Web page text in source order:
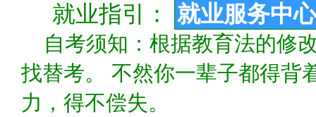
就业指引： 就业服务中心
自考须知：根据教育法的修
找替考。 不然你一辈子都得背
力，得不偿失。